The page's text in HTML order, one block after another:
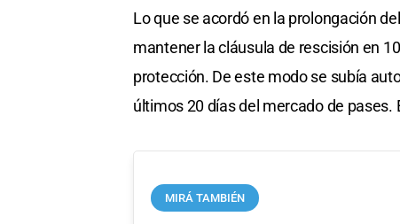
Lo que se acordó en la prolongación
mantener la cláusula de rescisión en
protección. De este modo se subía
últimos 20 días del mercado de
MIRÁ TAMBIÉN